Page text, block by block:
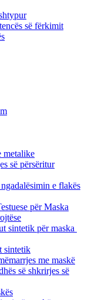
së fërkimit
metalike
së përsëritur
e flakës
për Maska
sintetik për maska
sintetik
me maskë
së shkrirjes së